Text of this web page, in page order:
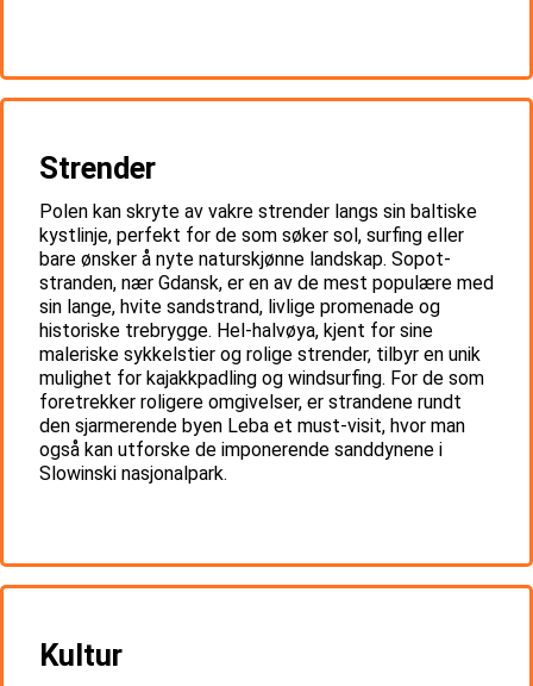
Strender
Polen kan skryte av vakre strender langs sin baltiske
kystlinje, perfekt for de som søker sol, surfing eller
bare ønsker å nyte naturskjønne landskap. Sopot-
stranden, nær Gdansk, er en av de mest populære med
sin lange, hvite sandstrand, livlige promenade og
historiske trebrygge. Hel-halvøya, kjent for sine
maleriske sykkelstier og rolige strender, tilbyr en unik
mulighet for kajakkpadling og windsurfing. For de som
foretrekker roligere omgivelser, er strandene rundt
den sjarmerende byen Leba et must-visit, hvor man
også kan utforske de imponerende sanddynene i
Slowinski nasjonalpark.
Kultur